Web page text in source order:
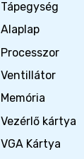
Tápegység
Alaplap
Processzor
Ventillátor
Memória
Vezérlő kártya
VGA Kártya